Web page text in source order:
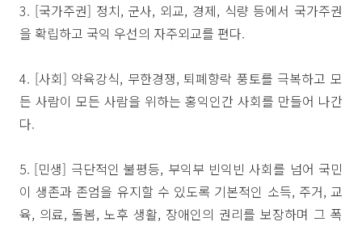
3. [국가주권] 정치, 군사, 외교, 경제, 식량 등에서 국가주권
을 확립하고 국익 우선의 자주외교를 편다.
4. [사회] 약육강식, 무한경쟁, 퇴폐향락 풍토를 극복하고 모
든 사람이 모든 사람을 위하는 홍익인간 사회를 만들어 나간
다.
5. [민생] 극단적인 불평등, 부익부 빈익빈 사회를 넘어 국민
이 생존과 존엄을 유지할 수 있도록 기본적인 소득, 주거, 교
육, 의료, 돌봄, 노후 생활, 장애인의 권리를 보장하며 그 폭